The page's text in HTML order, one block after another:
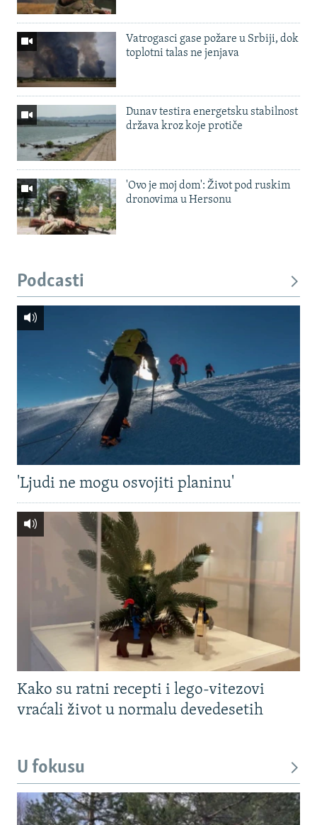
Vatrogasci gase požare u Srbiji, dok
toplotni talas ne jenjava
Dunav testira energetsku stabilnost
država kroz koje protiče
'Ovo je moj dom': Život pod ruskim
dronovima u Hersonu
Podcasti
'Ljudi ne mogu osvojiti planinu'
Kako su ratni recepti i lego-vitezovi
vraćali život u normalu devedesetih
U fokusu